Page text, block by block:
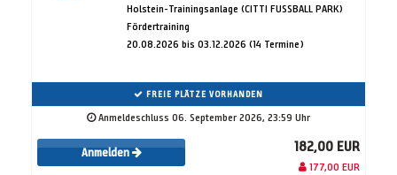
Holstein-Trainingsanlage (CITTI FUSSBALL PARK)
Fördertraining
20.08.2026 bis 03.12.2026 (14 Termine)
FREIE PLÄTZE VORHANDEN
Anmeldeschluss 06. September 2026, 23:59 Uhr
Anmelden 182,00 EUR
177,00 EUR